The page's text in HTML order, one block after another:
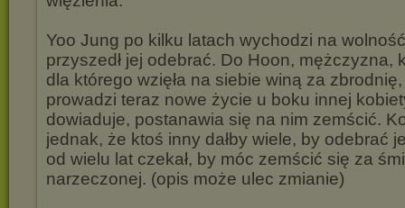
Yoo Jung po kilku latach wychodzi na
przyszedł jej odebrać. Do Hoon, mężczyzna,
dla którego wzięła na siebie winą za zbrodnię,
prowadzi teraz nowe życie u boku innej
dowiaduje, postanawia się na nim zemścić.
jednak, że ktoś inny dałby wiele, by odebrać
od wielu lat czekał, by móc zemścić się za
narzeczonej. (opis może ulec zmianie)